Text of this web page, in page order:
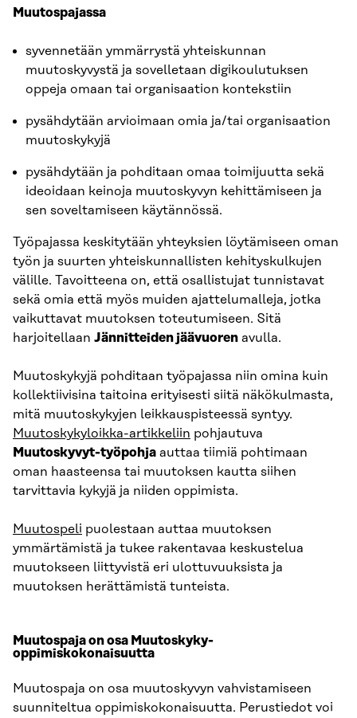
Muutospajassa
syvennetään ymmärrystä yhteiskunnan
muutoskyvystä ja sovelletaan digikoulutuksen
oppeja omaan tai organisaation kontekstiin
pysähdytään arvioimaan omia ja/tai organisaation
muutoskykyjä
pysähdytään ja pohditaan omaa toimijuutta sekä
ideoidaan keinoja muutoskyvyn kehittämiseen ja
sen soveltamiseen käytännössä.
Työpajassa keskitytään yhteyksien löytämiseen oman
työn ja suurten yhteiskunnallisten kehityskulkujen
välille. Tavoitteena on, että osallistujat tunnistavat
sekä omia että myös muiden ajattelumalleja, jotka
vaikuttavat muutoksen toteutumiseen. Sitä
harjoitellaan Jännitteiden jäävuoren avulla.
Muutoskykyjä pohditaan työpajassa niin omina kuin
kollektiivisina taitoina erityisesti siitä näkökulmasta,
mitä muutoskykyjen leikkauspisteessä syntyy.
Muutoskykyloikka-artikkeliin pohjautuva
Muutoskyvyt-työpohja auttaa tiimiä pohtimaan
oman haasteensa tai muutoksen kautta siihen
tarvittavia kykyjä ja niiden oppimista.
Muutospeli puolestaan auttaa muutoksen
ymmärtämistä ja tukee rakentavaa keskustelua
muutokseen liittyvistä eri ulottuvuuksista ja
muutoksen herättämistä tunteista.
Muutospaja on osa Muutoskyky-
oppimiskokonaisuutta
Muutospaja on osa muutoskyvyn vahvistamiseen
suunniteltua oppimiskokonaisuutta. Perustiedot voi